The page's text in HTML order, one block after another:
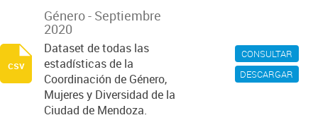
CONSULTAR
DESCARGAR
Género - Septiembre
2020
Dataset de todas las
estadísticas de la
Coordinación de Género,
Mujeres y Diversidad de la
Ciudad de Mendoza.
csv